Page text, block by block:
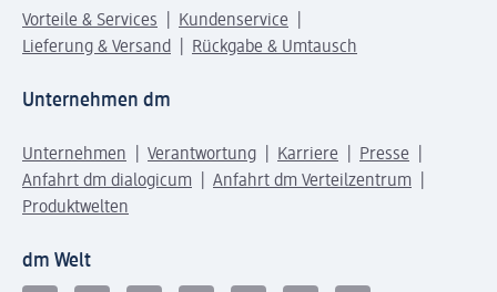
Vorteile & Services
Kundenservice
Lieferung & Versand
Rückgabe & Umtausch
Unternehmen dm
Unternehmen Verantwortung Karriere
Presse
Anfahrt dm dialogicum
Anfahrt dm Verteilzentrum
Produktwelten
dm Welt